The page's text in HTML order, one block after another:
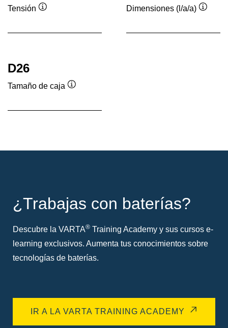
Tensión
herramientas
Dimensiones (l/a/a)
D26
Tamaño de caja
herramientas
¿Trabajas con baterías?
Descubre la VARTA® Training Academy y sus cursos e-
learning exclusivos. Aumenta tus conocimientos sobre
tecnologías de baterías.
IR A LA VARTA TRAINING ACADEMY